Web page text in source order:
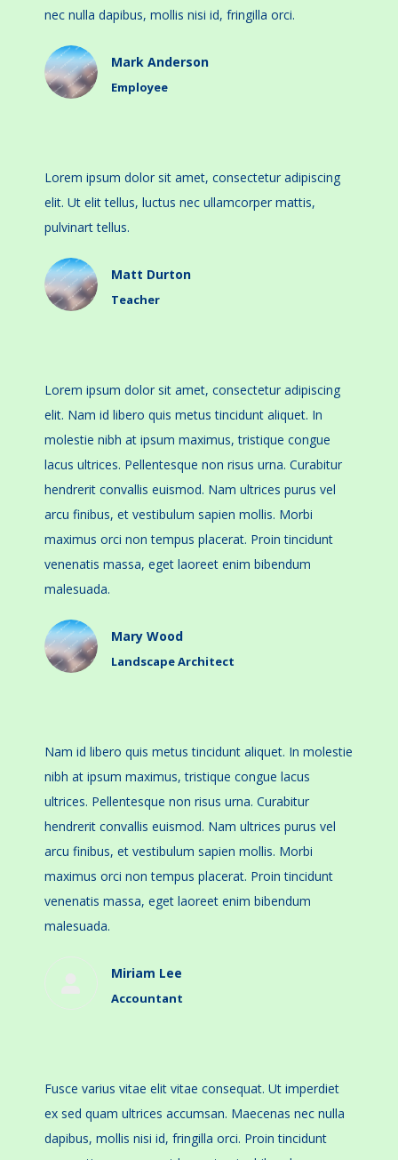
nec nulla dapibus, mollis nisi id, fringilla orci.
Mark Anderson
Employee
Lorem ipsum dolor sit amet, consectetur adipiscing
elit. Ut elit tellus, luctus nec ullamcorper mattis,
pulvinart tellus.
Matt Durton
Teacher
Lorem ipsum dolor sit amet, consectetur adipiscing
elit. Nam id libero quis metus tincidunt aliquet. In
molestie nibh at ipsum maximus, tristique congue
lacus ultrices. Pellentesque non risus urna. Curabitur
hendrerit convallis euismod. Nam ultrices purus vel
arcu finibus, et vestibulum sapien mollis. Morbi
maximus orci non tempus placerat. Proin tincidunt
venenatis massa, eget laoreet enim bibendum
malesuada.
Mary Wood
Landscape Architect
Nam id libero quis metus tincidunt aliquet. In molestie
nibh at ipsum maximus, tristique congue lacus
ultrices. Pellentesque non risus urna. Curabitur
hendrerit convallis euismod. Nam ultrices purus vel
arcu finibus, et vestibulum sapien mollis. Morbi
maximus orci non tempus placerat. Proin tincidunt
venenatis massa, eget laoreet enim bibendum
malesuada.
Miriam Lee
Accountant
Fusce varius vitae elit vitae consequat. Ut imperdiet
ex sed quam ultrices accumsan. Maecenas nec nulla
dapibus, mollis nisi id, fringilla orci. Proin tincidunt